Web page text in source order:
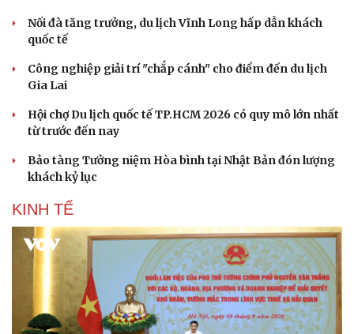
Tư vấn
check-in
Câu chuyện thời sự
Hạt giống tâm hồn
Nối đà tăng trưởng, du lịch Vĩnh Long hấp dẫn khách
quốc tế
Công nghiệp giải trí "chắp cánh" cho điểm đến du lịch
Gia Lai
Hội chợ Du lịch quốc tế TP.HCM 2026 có quy mô lớn nhất
từ trước đến nay
Bảo tàng Tưởng niệm Hòa bình tại Nhật Bản đón lượng
khách kỷ lục
KINH TẾ